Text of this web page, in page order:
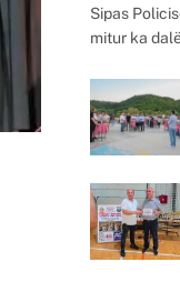
Sipas
mitur ka